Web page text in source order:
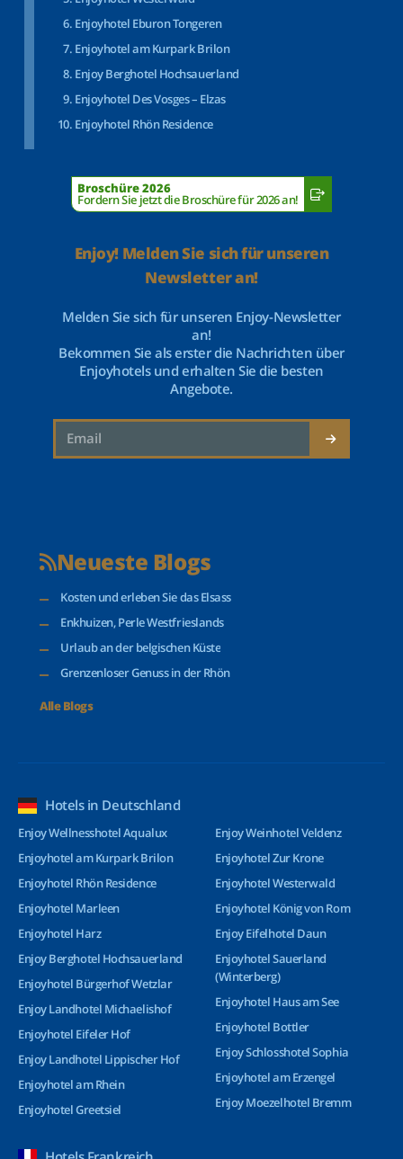
Enjoyhotel Eburon Tongeren
Enjoyhotel am Kurpark Brilon
Enjoy Berghotel Hochsauerland
Enjoyhotel Des Vosges – Elzas
Enjoyhotel Rhön Residence
Broschüre 2026
Fordern Sie jetzt die Broschüre für 2026 an!
Enjoy! Melden Sie sich für unseren
Newsletter an!
Melden Sie sich für unseren Enjoy-Newsletter
an!
Bekommen Sie als erster die Nachrichten über
Enjoyhotels und erhalten Sie die besten
Angebote.
Neueste Blogs
Kosten und erleben Sie das Elsass
Enkhuizen, Perle Westfrieslands
Urlaub an der belgischen Küste
Grenzenloser Genuss in der Rhön
Alle Blogs
Hotels in Deutschland
Enjoy Wellnesshotel Aqualux
Enjoyhotel am Kurpark Brilon
Enjoyhotel Rhön Residence
Enjoyhotel Marleen
Enjoyhotel Harz
Enjoy Berghotel Hochsauerland
Enjoyhotel Bürgerhof Wetzlar
Enjoy Landhotel Michaelishof
Enjoyhotel Eifeler Hof
Enjoy Landhotel Lippischer Hof
Enjoyhotel am Rhein
Enjoyhotel Greetsiel
Enjoy Weinhotel Veldenz
Enjoyhotel Zur Krone
Enjoyhotel Westerwald
Enjoyhotel König von Rom
Enjoy Eifelhotel Daun
Enjoyhotel Sauerland
(Winterberg)
Enjoyhotel Haus am See
Enjoyhotel Bottler
Enjoy Schlosshotel Sophia
Enjoyhotel am Erzengel
Enjoy Moezelhotel Bremm